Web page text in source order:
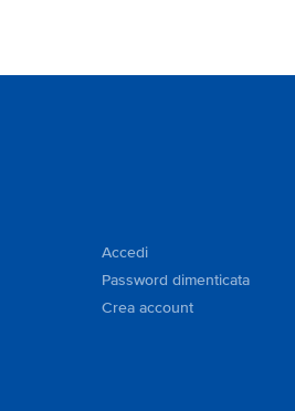
Accedi
Password dimenticata
Crea account